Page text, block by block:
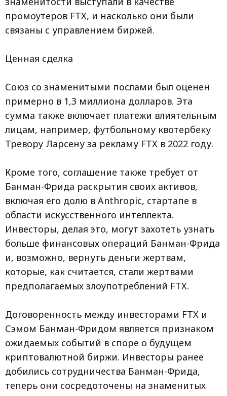
промоутеров FTX, и насколько они были
связаны с управлением биржей.
Ценная сделка
Союз со знаменитыми послами был оценен
примерно в 1,3 миллиона долларов. Эта
сумма также включает платежи влиятельным
лицам, например, футбольному квотербеку
Тревору Ларсену за рекламу FTX в 2022 году.
Кроме того, соглашение также требует от
Банман-Фрида раскрытия своих активов,
включая его долю в Anthropic, стартапе в
области искусственного интеллекта.
Инвесторы, делая это, могут захотеть узнать
больше финансовых операций Банман-Фрида
и, возможно, вернуть деньги жертвам,
которые, как считается, стали жертвами
предполагаемых злоупотреблений FTX.
Договоренность между инвесторами FTX и
Сэмом Банман-Фридом является признаком
ожидаемых событий в споре о будущем
криптовалютной биржи. Инвесторы ранее
добились сотрудничества Банман-Фрида,
теперь они сосредоточены на знаменитых